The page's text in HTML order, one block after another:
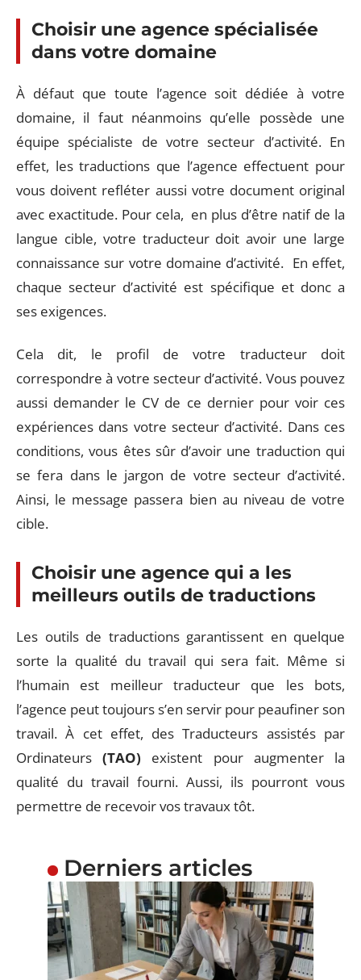
Choisir une agence spécialisée
dans votre domaine
À défaut que toute l’agence soit dédiée à votre
domaine, il faut néanmoins qu’elle possède une
équipe spécialiste de votre secteur d’activité. En
effet, les traductions que l’agence effectuent pour
vous doivent refléter aussi votre document original
avec exactitude. Pour cela, en plus d’être natif de la
langue cible, votre traducteur doit avoir une large
connaissance sur votre domaine d’activité. En effet,
chaque secteur d’activité est spécifique et donc a
ses exigences.
Cela dit, le profil de votre traducteur doit
correspondre à votre secteur d’activité. Vous pouvez
aussi demander le CV de ce dernier pour voir ces
expériences dans votre secteur d’activité. Dans ces
conditions, vous êtes sûr d’avoir une traduction qui
se fera dans le jargon de votre secteur d’activité.
Ainsi, le message passera bien au niveau de votre
cible.
Choisir une agence qui a les
meilleurs outils de traductions
Les outils de traductions garantissent en quelque
sorte la qualité du travail qui sera fait. Même si
l’humain est meilleur traducteur que les bots,
l’agence peut toujours s’en servir pour peaufiner son
travail. À cet effet, des Traducteurs assistés par
Ordinateurs(TAO) existent pour augmenter la
qualité du travail fourni. Aussi, ils pourront vous
permettre de recevoir vos travaux tôt.
Derniers articles